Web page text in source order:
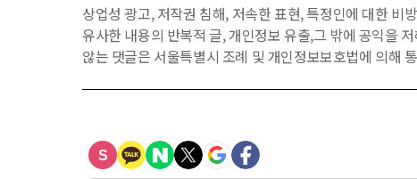
상업성 광고, 저작권 침해, 저속한 표현, 특정인에 대한 비
유사한 내용의 반복적 글, 개인정보 유출,그 밖에 공익을
않는 댓글은 서울특별시 조례 및 개인정보보호법에 의해